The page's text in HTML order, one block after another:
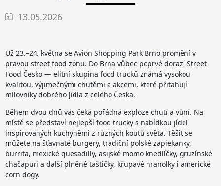
13.05.2026
Už 23.–24. května se Avion Shopping Park Brno promění v
pravou street food zónu. Do Brna vůbec poprvé dorazí Street
Food Česko — elitní skupina food trucků známá vysokou
kvalitou, výjimečnými chutěmi a akcemi, které přitahují
milovníky dobrého jídla z celého Česka.
Během dvou dnů vás čeká pořádná exploze chutí a vůní. Na
místě se představí nejlepší food trucky s nabídkou jídel
inspirovaných kuchyněmi z různých koutů světa. Těšit se
můžete na šťavnaté burgery, tradiční polské zapiekanky,
burrita, mexické quesadilly, asijské momo knedlíčky, gruzínské
chačapuri a další plněné taštičky, křupavé hranolky i americké
corn dogy.